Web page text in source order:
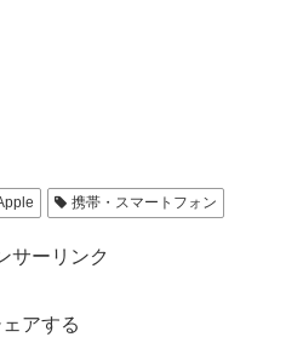
携帯・スマートフォン
サーリンク
ェアする